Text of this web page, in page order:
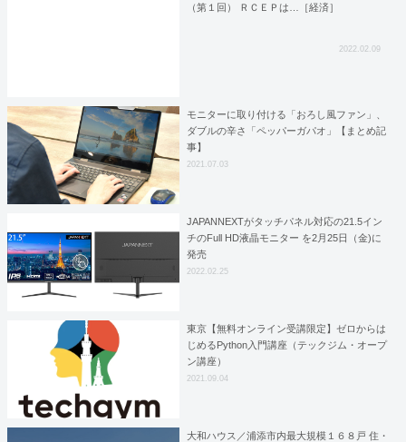
（第１回） ＲＣＥＰは…［経済］
2022.02.09
モニターに取り付ける「おろし風ファン」、
ダブルの辛さ「ペッパーガパオ」【まとめ記
事】
2021.07.03
JAPANNEXTがタッチパネル対応の21.5イン
チのFull HD液晶モニター を2月25日（金)に
発売
2022.02.25
東京【無料オンライン受講限定】ゼロからは
じめるPython入門講座（テックジム・オープ
ン講座）
2021.09.04
大和ハウス／浦添市内最大規模１６８戸 住・